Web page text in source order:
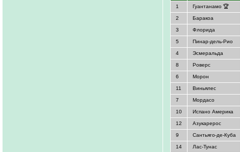
1 Гуантанамо 🏆
2 Баракоа
3 Флорида
5 Пинар-дель-Рио
4 Эсмеральда
8 Роверс
6 Морон
11 Виньялес
7 Мордасо
10 Испано Америка
12 Азукарерос
9 Сантьяго-де-Куба
14 Лас-Тунас